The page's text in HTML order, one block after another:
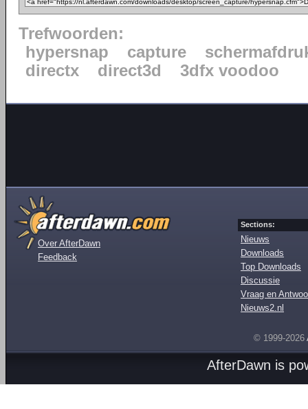
Trefwoorden:
hypersnap
capture
directx
direct3d 3dfx voodoo
Over AfterDawn
Feedback
Sections:
Nieuws
Downloads
Top Downloads
Discussie
Vraag en
Nieuws2.nl
© 1999-2026
AfterDawn is